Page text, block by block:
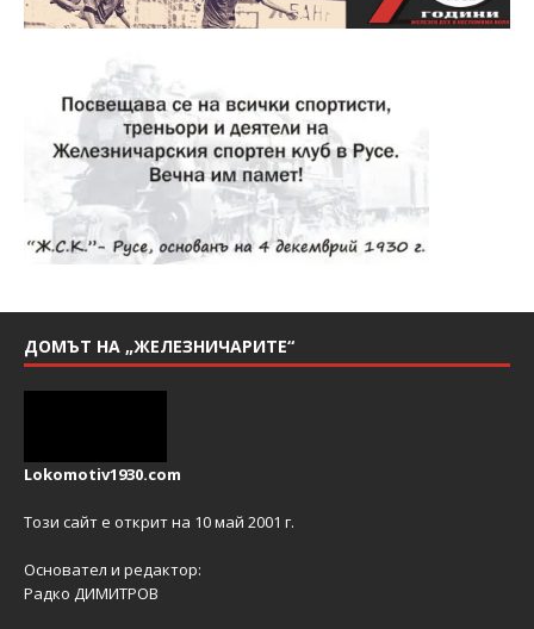
ДОМЪТ НА „ЖЕЛЕЗНИЧАРИТЕ“
Lokomotiv1930.com
Този сайт е открит на 10 май 2001 г.
Основател и редактор:
Радко ДИМИТРОВ